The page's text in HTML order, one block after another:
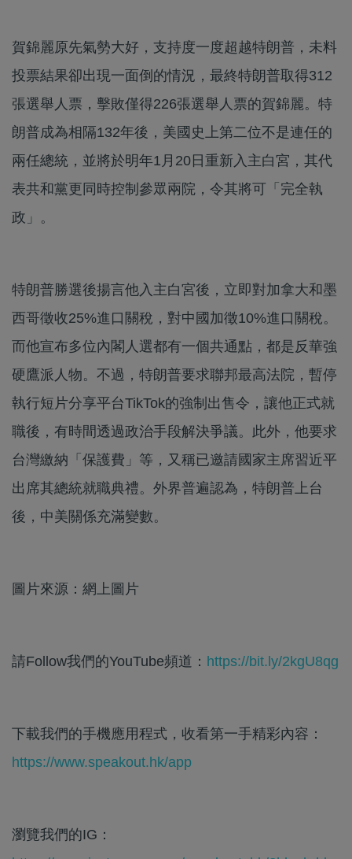
賀錦麗原先氣勢大好，支持度一度超越特朗普，未料
投票結果卻出現一面倒的情況，最終特朗普取得312
張選舉人票，擊敗僅得226張選舉人票的賀錦麗。特
朗普成為相隔132年後，美國史上第二位不是連任的
兩任總統，並將於明年1月20日重新入主白宮，其代
表共和黨更同時控制參眾兩院，令其將可「完全執
政」。
特朗普勝選後揚言他入主白宮後，立即對加拿大和墨
西哥徵收25%進口關稅，對中國加徵10%進口關稅。
而他宣布多位內閣人選都有一個共通點，都是反華強
硬鷹派人物。不過，特朗普要求聯邦最高法院，暫停
執行短片分享平台TikTok的強制出售令，讓他正式就
職後，有時間透過政治手段解決爭議。此外，他要求
台灣繳納「保護費」等，又稱已邀請國家主席習近平
出席其總統就職典禮。外界普遍認為，特朗普上台
後，中美關係充滿變數。
圖片來源：網上圖片
請Follow我們的YouTube頻道： https://bit.ly/2kgU8qg
下載我們的手機應用程式，收看第一手精彩內容：
https://www.speakout.hk/app
瀏覽我們的IG：